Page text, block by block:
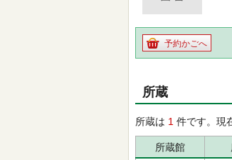
予約かごへ
所蔵
所蔵は 1 件です。現
所蔵館